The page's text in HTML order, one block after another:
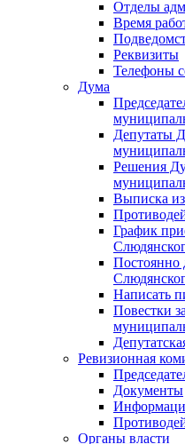
Отделы
Время
Реквизиты
Телефоны
Дума
Депутаты
Решения
Выписка из
График
Написать
Повестки
Ревизионная
Документы
Органы власти